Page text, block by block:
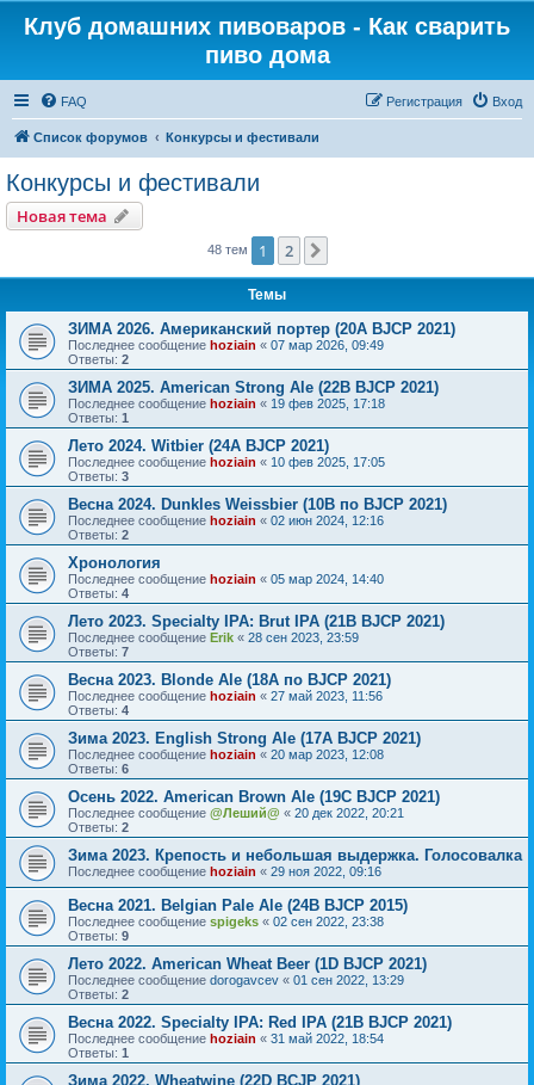
Клуб домашних пивоваров - Как cварить
пиво дома
FAQ Вход
Регистрация
Список форумов Конкурсы и фестивали
Конкурсы и фестивали
Новая тема
48 тем 1 2
Темы
ЗИМА 2026. Американский портер (20A BJCP 2021)
Последнее сообщение hoziain « 07 мар 2026, 09:49
Ответы: 2
ЗИМА 2025. American Strong Ale (22B BJCP 2021)
Последнее сообщение hoziain « 19 фев 2025, 17:18
Ответы: 1
Лето 2024. Witbier (24A BJCP 2021)
Последнее сообщение hoziain « 10 фев 2025, 17:05
Ответы: 3
Весна 2024. Dunkles Weissbier (10B по BJCP 2021)
Последнее сообщение hoziain « 02 июн 2024, 12:16
Ответы: 2
Хронология
Последнее сообщение hoziain « 05 мар 2024, 14:40
Ответы: 4
Лето 2023. Specialty IPA: Brut IPA (21B BJCP 2021)
Последнее сообщение Erik « 28 сен 2023, 23:59
Ответы: 7
Весна 2023. Blonde Ale (18A по BJCP 2021)
Последнее сообщение hoziain « 27 май 2023, 11:56
Ответы: 4
Зима 2023. English Strong Ale (17A BJCP 2021)
Последнее сообщение hoziain « 20 мар 2023, 12:08
Ответы: 6
Осень 2022. American Brown Ale (19С BJCP 2021)
Последнее сообщение @Леший@ « 20 дек 2022, 20:21
Ответы: 2
Зима 2023. Крепость и небольшая выдержка. Голосовалка
Последнее сообщение hoziain « 29 ноя 2022, 09:16
Весна 2021. Belgian Pale Ale (24B BJCP 2015)
Последнее сообщение spigeks « 02 сен 2022, 23:38
Ответы: 9
Лето 2022. American Wheat Beer (1D BJCP 2021)
Последнее сообщение dorogavcev « 01 сен 2022, 13:29
Ответы: 2
Весна 2022. Specialty IPA: Red IPA (21B BJCP 2021)
Последнее сообщение hoziain « 31 май 2022, 18:54
Ответы: 1
Зима 2022. Wheatwine (22D BCJP 2021)